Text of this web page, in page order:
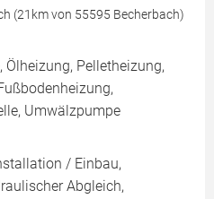
(21km von 55595 Becherbach)
Ölheizung, Pelletheizung,
Umwälzpumpe
/ Einbau,
Abgleich,